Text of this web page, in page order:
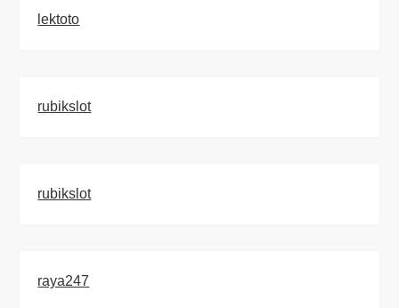
lektoto
rubikslot
rubikslot
raya247